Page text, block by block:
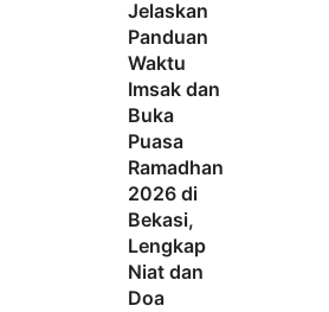
Jelaskan
Panduan
Waktu
Imsak dan
Buka
Puasa
Ramadhan
2026 di
Bekasi,
Lengkap
Niat dan
Doa